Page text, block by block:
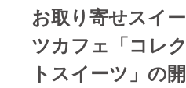
お取り寄せスイー
ツカフェ「コレク
トスイーツ」の開